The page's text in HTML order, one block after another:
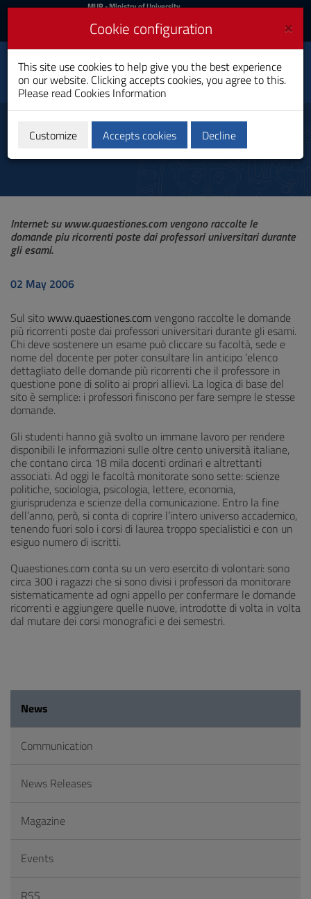
Skip
Content
to
Go
Footer
MIUR
Login
MUR- Ministry of University
Login UniCA News
Toggle
navigation
University of
Cagliari
News
Internet: su www.quaestiones.com vengono raccolte le
domande piu ricorrenti poste dai professori universitari durante
gli esami.
02 May 2006
Sul sitowww.quaestiones.comvengono raccolte le domande
più ricorrenti poste dai professori universitari durante gli esami.
Chi deve sostenere un esame può cliccare su facoltà, sede e
nome del docente per poter consultare lin anticipo ’elenco
dettagliato delle domande più ricorrenti che il professore in
questione pone di solito ai propri allievi. La logica di base del
sito è semplice: i professori finiscono per fare sempre le stesse
domande.
Gli studenti hanno già svolto un immane lavoro per rendere
disponibili le informazioni sulle oltre cento università italiane,
che contano circa 18 mila docenti ordinari e altrettanti
associati. Ad oggi le facoltà monitorate sono sette: scienze
politiche, sociologia, psicologia, lettere, economia,
giurisprudenza e scienze della comunicazione. Entro la fine
dell’anno, però, si conta di coprire l’intero universo accademico,
tenendo fuori solo i corsi di laurea troppo specialistici e con un
esiguo numero di iscritti.
Quaestiones.com conta su un vero esercito di volontari: sono
circa 300 i ragazzi che si sono divisi i professori da monitorare
sistematicamente ad ogni appello per confermare le domande
ricorrenti e aggiungere quelle nuove, introdotte di volta in volta
dal mutare dei corsi monografici e dei semestri.
News
Communication
News Releases
Magazine
Events
RSS
×
Cookie configuration
This site use cookies to help give you the best experience
on our website. Clicking accepts cookies, you agree to this.
Please read Cookies Information
Customize Accepts cookies Decline